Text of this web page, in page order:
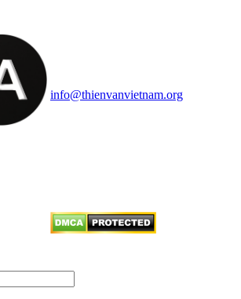
info@thienvanvietnam.org